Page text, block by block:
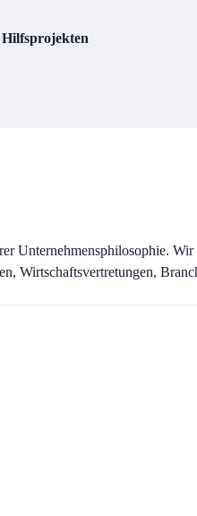
Hilfsprojekten
Unternehmensphilosophie.
Wirtschaftsvertretungen,